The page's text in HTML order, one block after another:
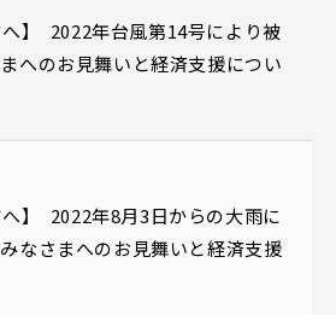
へ】 2022年台風第14号により被
へのお見舞いと経済支援につい
へ】 2022年8月3日からの大雨に
なさまへのお見舞いと経済支援